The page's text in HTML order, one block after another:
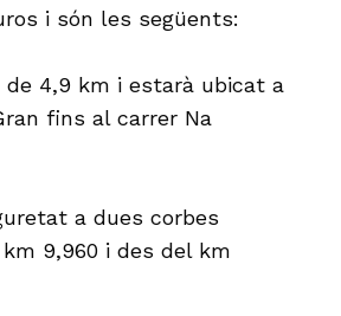
i són les següents:
4,9 km i estarà ubicat a
fins al carrer Na
a dues corbes
9,960 i des del km